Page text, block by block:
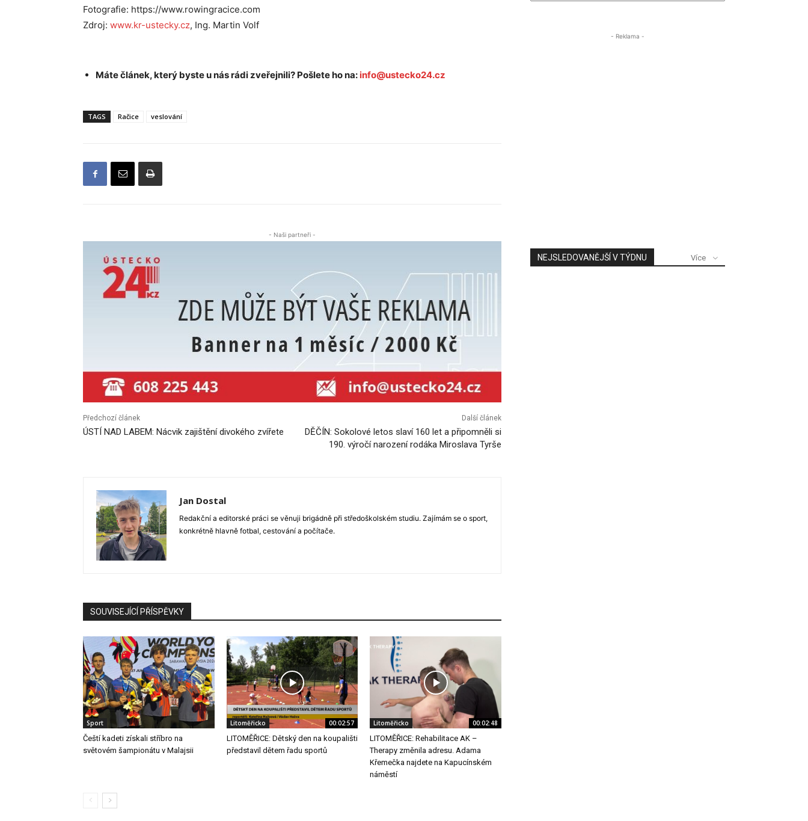
Fotografie: https://www.rowingracice.com
Zdroj: www.kr-ustecky.cz, Ing. Martin Volf
Máte článek, který byste u nás rádi zveřejnili? Pošlete ho na: info@ustecko24.cz
TAGS Račice veslování
- Naši partneři -
Předchozí článek
ÚSTÍ NAD LABEM: Nácvik zajištění divokého zvířete
Další článek
DĚČÍN: Sokolové letos slaví 160 let a připomněli si
190. výročí narození rodáka Miroslava Tyrše
Jan Dostal
Redakční a editorské práci se věnuji brigádně při středoškolském studiu. Zajímám se o sport,
konkrétně hlavně fotbal, cestování a počítače.
SOUVISEJÍCÍ PŘÍSPĚVKY
Sport
Čeští kadeti získali stříbro na
světovém šampionátu v Malajsii
Litoměřicko 00:02:57
LITOMĚŘICE: Dětský den na koupališti
představil dětem řadu sportů
Litoměřicko 00:02:48
LITOMĚŘICE: Rehabilitace AK –
Therapy změnila adresu. Adama
Křemečka najdete na Kapucínském
náměstí
- Reklama -
NEJSLEDOVANĚJŠÍ V TÝDNU Více